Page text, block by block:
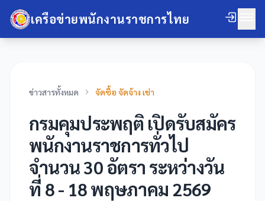
เครือข่ายพนักงานราชการไทย
ข่าวสารทั้งหมด จัดซื้อ จัดจ้าง เช่า
กรมคุมประพฤติ เปิดรับสมัคร
พนักงานราชการทั่วไป
จำนวน 30 อัตรา ระหว่างวัน
ที่ 8 - 18 พฤษภาคม 2569